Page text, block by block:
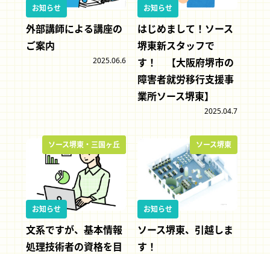
お知らせ
外部講師による講座の
ご案内
2025.06.6
お知らせ
はじめまして！ソース
堺東新スタッフで
す！ 【大阪府堺市の
障害者就労移行支援事
業所ソース堺東】
2025.04.7
お知らせ
ソース堺東
ソース堺東・三国ヶ丘
文系ですが、基本情報
処理技術者の資格を目
お知らせ
ソース堺東
ソース堺東、引越しま
す！